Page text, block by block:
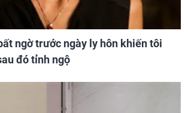
ngờ trước ngày ly hôn khiến tôi
đó tỉnh ngộ